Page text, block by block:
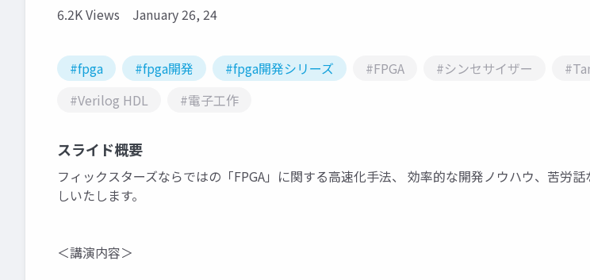
6.2K Views January 26, 24
#fpga #fpga開発 #fpga開発シリーズ #FPGA #シンセサイザー
#Verilog HDL
#電子工作
スライド概要
フィックスターズならではの「FPGA」に関する高速化手法、 効率的な開発ノウハウ、苦労
しいたします。
＜講演内容＞